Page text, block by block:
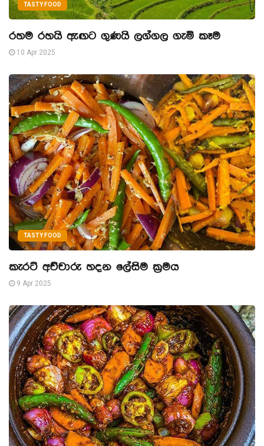
TASTY FOOD
රහම රහයි ඇඟට ගුණයි ලග්ගල ගැමි කෑම
10 Apr 2025
TASTY FOOD
කැරට් අච්චාරු හදන ලේසිම ක්‍රමය
9 Apr 2025